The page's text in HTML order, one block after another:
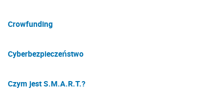
Crowfunding
Cyberbezpieczeństwo
Czym jest S.M.A.R.T.?